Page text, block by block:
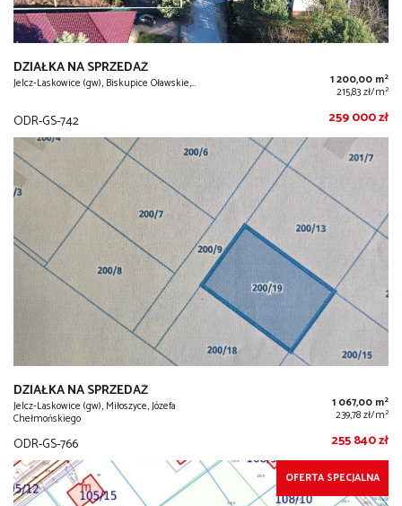
DZIAŁKA NA SPRZEDAŻ
Jelcz-Laskowice (gw), Biskupice Oławskie,… 1 200,00 m2
215,83 zł/m2
ODR-GS-742 259 000 zł
DZIAŁKA NA SPRZEDAŻ
Jelcz-Laskowice (gw), Miłoszyce, Józefa
Chełmońskiego
1 067,00 m2
239,78 zł/m2
ODR-GS-766 255 840 zł
OFERTA SPECJALNA